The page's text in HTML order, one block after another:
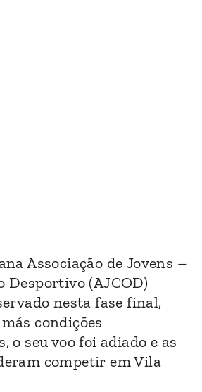
Associação de Jovens –
Desportivo (AJCOD)
nesta fase final,
condições
o seu voo foi adiado e as
competir em Vila